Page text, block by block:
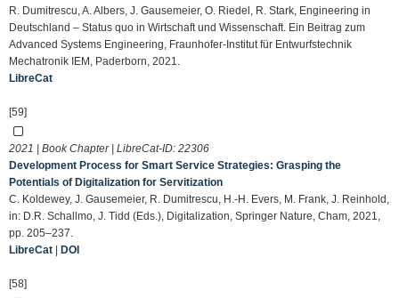
R. Dumitrescu, A. Albers, J. Gausemeier, O. Riedel, R. Stark, Engineering in
Deutschland – Status quo in Wirtschaft und Wissenschaft. Ein Beitrag zum
Advanced Systems Engineering, Fraunhofer-Institut für Entwurfstechnik
Mechatronik IEM, Paderborn, 2021.
LibreCat
[59]
2021 | Book Chapter | LibreCat-ID: 22306
Development Process for Smart Service Strategies: Grasping the
Potentials of Digitalization for Servitization
C. Koldewey, J. Gausemeier, R. Dumitrescu, H.-H. Evers, M. Frank, J. Reinhold,
in: D.R. Schallmo, J. Tidd (Eds.), Digitalization, Springer Nature, Cham, 2021,
pp. 205–237.
LibreCat
DOI
[58]